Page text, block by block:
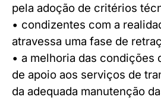
pela adoção de critérios
• condizentes com a
atravessa uma fase de
• a melhoria das condições
de apoio aos serviços de
da adequada manutenção